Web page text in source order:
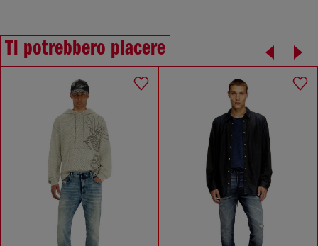
Ti potrebbero piacere